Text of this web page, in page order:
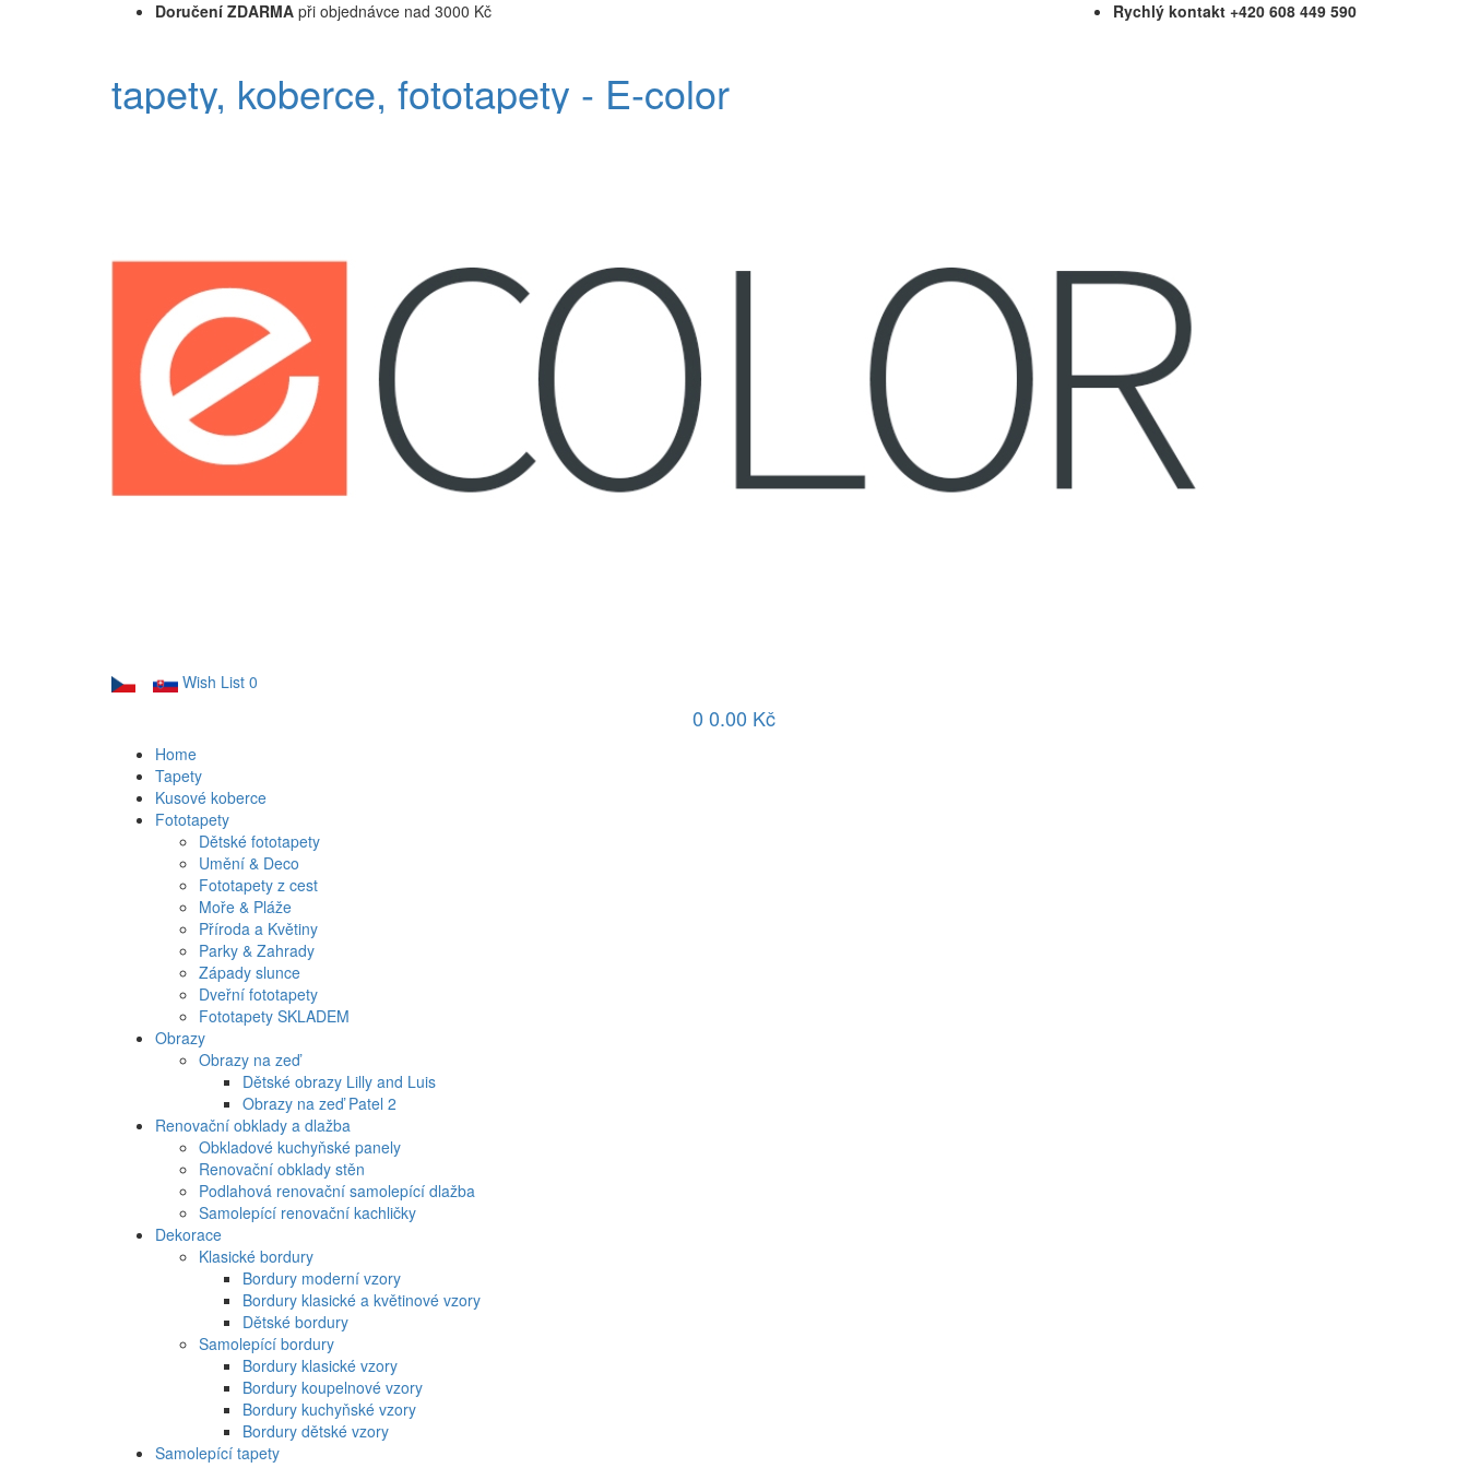
Doručení ZDARMA při objednávce nad 3000 Kč Rychlý kontakt +420 608 449 590
tapety, koberce, fototapety - E-color
Wish List 0
0 0.00 Kč
Home
Tapety
Kusové koberce
Fototapety
Dětské fototapety
Umění & Deco
Fototapety z cest
Moře & Pláže
Příroda a Květiny
Parky & Zahrady
Západy slunce
Dveřní fototapety
Fototapety SKLADEM
Obrazy
Obrazy na zeď
Dětské obrazy Lilly and Luis
Obrazy na zeď Patel 2
Renovační obklady a dlažba
Obkladové kuchyňské panely
Renovační obklady stěn
Podlahová renovační samolepící dlažba
Samolepící renovační kachličky
Dekorace
Klasické bordury
Bordury moderní vzory
Bordury klasické a květinové vzory
Dětské bordury
Samolepící bordury
Bordury klasické vzory
Bordury koupelnové vzory
Bordury kuchyňské vzory
Bordury dětské vzory
Samolepící tapety